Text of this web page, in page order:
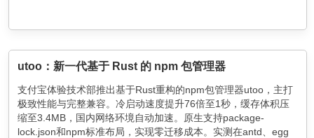
utoo：新一代基于 Rust 的 npm 包管理器
支付宝体验技术部推出基于Rust重构的npm包管理器utoo，主打
极致性能与完整兼容。冷启动速度提升76倍至1秒，缓存体积压
缩至3.4MB，国内网络环境自动加速。原生支持package-
lock.json和npm标准布局，实现零迁移成本。实测在antd、egg